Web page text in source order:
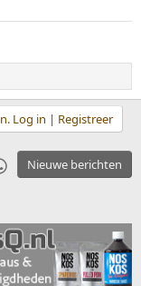
Log in | Registreer
Nieuwe berichten
WhatsApp